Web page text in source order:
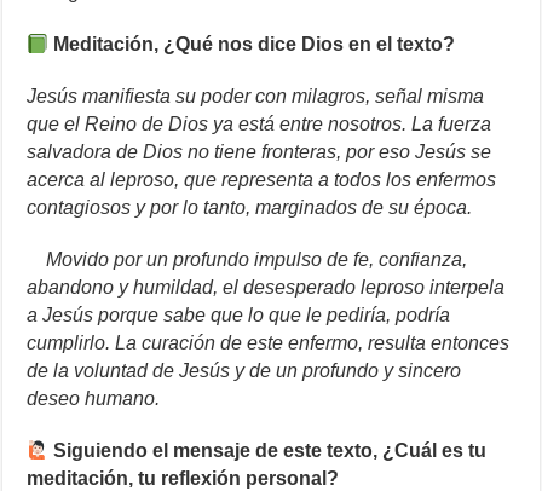
Meditación, ¿Qué nos dice Dios en el texto?
Jesús manifiesta su poder con milagros, señal misma
que el Reino de Dios ya está entre nosotros. La fuerza
salvadora de Dios no tiene fronteras, por eso Jesús se
acerca al leproso, que representa a todos los enfermos
contagiosos y por lo tanto, marginados de su época.
Movido por un profundo impulso de fe, confianza,
abandono y humildad, el desesperado leproso interpela
a Jesús porque sabe que lo que le pediría, podría
cumplirlo. La curación de este enfermo, resulta entonces
de la voluntad de Jesús y de un profundo y sincero
deseo humano.
Siguiendo el mensaje de este texto, ¿Cuál es tu
meditación, tu reflexión personal?